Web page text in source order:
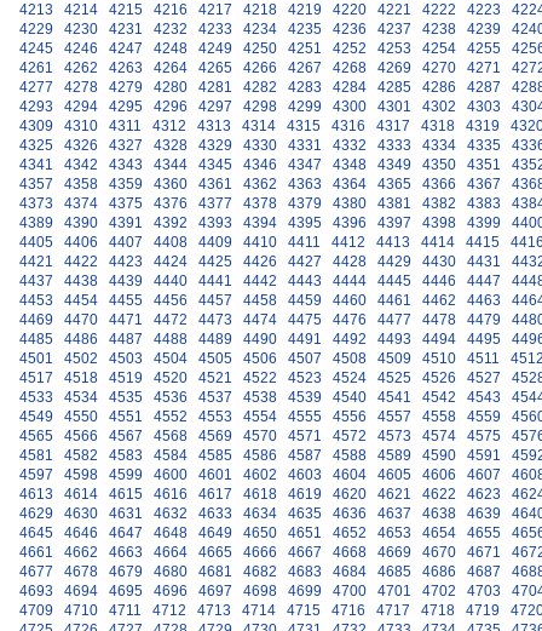
4213
4214 4215 4216 4217 4218 4219 4220 4221 4222 4223
4229
4230 4231 4232 4233 4234 4235 4236 4237 4238 4239
4245
4246 4247 4248 4249 4250 4251 4252 4253 4254 4255
4261
4262 4263 4264 4265 4266 4267 4268 4269 4270 4271
4277
4278 4279 4280 4281 4282 4283 4284 4285 4286 4287
4293
4294 4295 4296 4297 4298 4299 4300 4301 4302 4303
4309
4310 4311 4312 4313 4314 4315 4316 4317 4318 4319
4325
4326 4327 4328 4329 4330 4331 4332 4333 4334 4335
4341
4342 4343 4344 4345 4346 4347 4348 4349 4350 4351
4357
4358 4359 4360 4361 4362 4363 4364 4365 4366 4367
4373
4374 4375 4376 4377 4378 4379 4380 4381 4382 4383
4389
4390 4391 4392 4393 4394 4395 4396 4397 4398 4399
4405
4406 4407 4408 4409 4410 4411 4412 4413 4414 4415
4421
4422 4423 4424 4425 4426 4427 4428 4429 4430 4431
4437
4438 4439 4440 4441 4442 4443 4444 4445 4446 4447
4453
4454 4455 4456 4457 4458 4459 4460 4461 4462 4463
4469
4470 4471 4472 4473 4474 4475 4476 4477 4478 4479
4485
4486 4487 4488 4489 4490 4491 4492 4493 4494 4495
4501
4502 4503 4504 4505 4506 4507 4508 4509 4510 4511
4517
4518 4519 4520 4521 4522 4523 4524 4525 4526 4527
4533
4534 4535 4536 4537 4538 4539 4540 4541 4542 4543
4549
4550 4551 4552 4553 4554 4555 4556 4557 4558 4559
4565
4566 4567 4568 4569 4570 4571 4572 4573 4574 4575
4581
4582 4583 4584 4585 4586 4587 4588 4589 4590 4591
4597
4598 4599 4600 4601 4602 4603 4604 4605 4606 4607
4613
4614 4615 4616 4617 4618 4619 4620 4621 4622 4623
4629
4630 4631 4632 4633 4634 4635 4636 4637 4638 4639
4645
4646 4647 4648 4649 4650 4651 4652 4653 4654 4655
4661
4662 4663 4664 4665 4666 4667 4668 4669 4670 4671
4677
4678 4679 4680 4681 4682 4683 4684 4685 4686 4687
4693
4694 4695 4696 4697 4698 4699 4700 4701 4702 4703
4709
4710 4711 4712 4713 4714 4715 4716 4717 4718 4719